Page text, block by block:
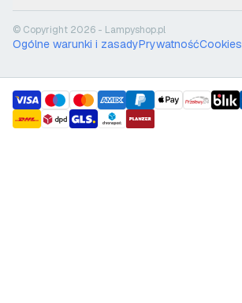
© Copyright 2026 - Lampyshop.pl
Ogólne warunki i zasadyPrywatnośćCookies
payment methods
shipment methods